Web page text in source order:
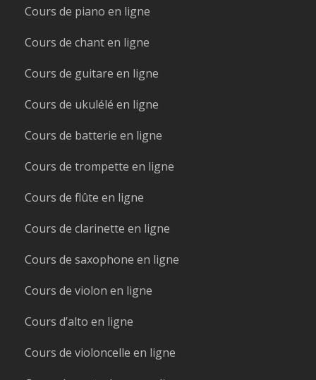
Cours de piano en ligne
Cours de chant en ligne
Cours de guitare en ligne
Cours de ukulélé en ligne
Cours de batterie en ligne
Cours de trompette en ligne
Cours de flûte en ligne
Cours de clarinette en ligne
Cours de saxophone en ligne
Cours de violon en ligne
Cours d’alto en ligne
Cours de violoncelle en ligne